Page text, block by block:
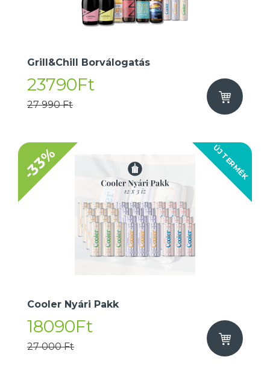
Grill&Chill Borválogatás
23790Ft
27 990 Ft
ÚJ TERMÉK
-33%
Cooler Nyári Pakk
18090Ft
27 000 Ft